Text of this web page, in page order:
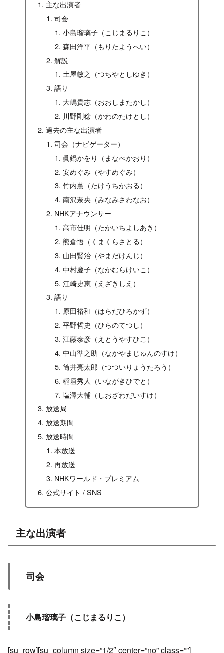
主な出演者
司会
小島瑠璃子（こじまるりこ）
森田洋平（もりたようへい）
解説
土屋敏之（つちやとしゆき）
語り
大嶋貴志（おおしまたかし）
川野剛稔（かわのたけとし）
過去の主な出演者
司会（ナビゲーター）
眞鍋かをり（まなべかおり）
安めぐみ（やすめぐみ）
竹内薫（たけうちかおる）
南沢奈央（みなみさわなお）
NHKアナウンサー
高市佳明（たかいちよしあき）
熊倉悟（くまくらさとる）
山田賢治（やまだけんじ）
中村慶子（なかむらけいこ）
江崎史恵（えざきしえ）
語り
原田裕和（はらだひろかず）
平野哲史（ひらのてつし）
江藤泰彦（えとうやすひこ）
中山準之助（なかやまじゅんのすけ）
筒井亮太郎（つついりょうたろう）
稲垣秀人（いながきひでと）
塩澤大輔（しおざわだいすけ）
放送局
放送期間
放送時間
本放送
再放送
NHKワールド・プレミアム
公式サイト / SNS
主な出演者
司会
小島瑠璃子（こじまるりこ）
[su_row][su_column size=”1/2″ center=”no” class=””]